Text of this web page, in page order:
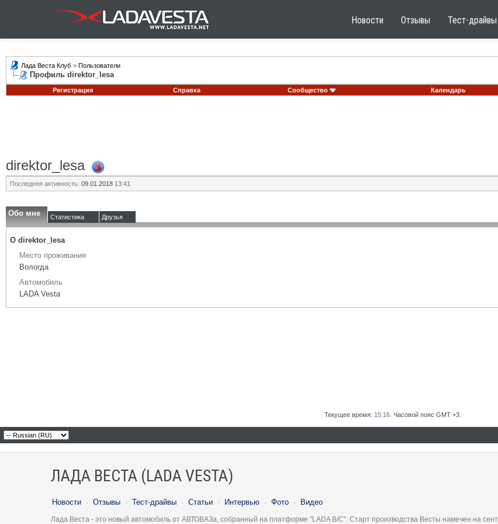
Новости Отзывы Тест-драйвы
Лада Веста Клуб > Пользователи
Профиль direktor_lesa
Регистрация
Справка Сообщество Календарь
direktor_lesa
Последняя активность: 09.01.2018 13:41
Обо мне Статистика Друзья
О direktor_lesa
Место проживания
Вологда
Автомобиль
LADA Vesta
Текущее время: 15:16 . Часовой пояс GMT +3.
ЛАДА ВЕСТА (LADA VESTA)
Новости · Отзывы · Тест-драйвы · Статьи · Интервью · Фото · Видео
Лада Веста - это новый автомобиль от АВТОВАЗа, собранный на платформе "LADA B/C". Старт производства Весты намечен на